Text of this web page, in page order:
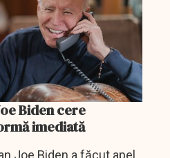
Biden cere
o reformă imediată
Joe Biden a făcut apel